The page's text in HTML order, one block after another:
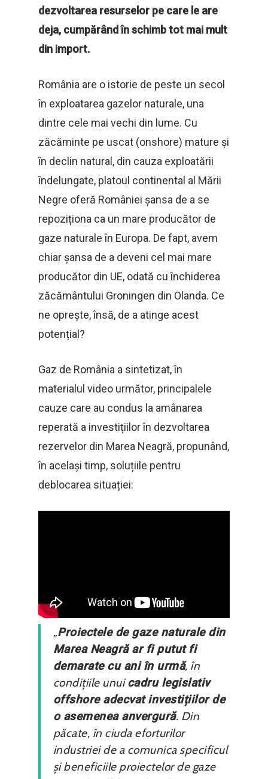
dezvoltarea resurselor pe care le are
deja, cumpărând în schimb tot mai mult
din import.
România are o istorie de peste un secol
în exploatarea gazelor naturale, una
dintre cele mai vechi din lume. Cu
zăcăminte pe uscat (onshore) mature și
în declin natural, din cauza exploatării
îndelungate, platoul continental al Mării
Negre oferă României șansa de a se
repoziționa ca un mare producător de
gaze naturale în Europa. De fapt, avem
chiar șansa de a deveni cel mai mare
producător din UE, odată cu închiderea
zăcământului Groningen din Olanda. Ce
ne oprește, însă, de a atinge acest
potențial?
Gaz de România a sintetizat, în
materialul video următor, principalele
cauze care au condus la amânarea
reperată a investițiilor în dezvoltarea
rezervelor din Marea Neagră, propunând,
în același timp, soluțiile pentru
deblocarea situației:
„Proiectele de gaze naturale din
Marea Neagră ar fi putut fi
demarate cu ani în urmă, în
condițiile unuicadru legislativ
offshore adecvat investițiilor de
o asemenea anvergură. Din
păcate, în ciuda eforturilor
industriei de a comunica specificul
și beneficiile proiectelor de gaze